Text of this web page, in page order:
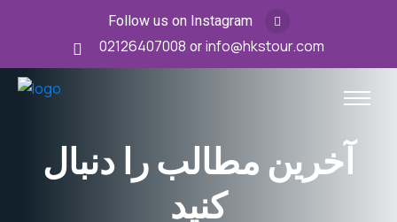
Follow us on Instagram
02126407008 orinfo@hkstour.com
آخرین مطالب را دنبال
کنید